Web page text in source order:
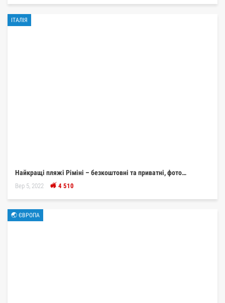
ІТАЛІЯ
Найкращі пляжі Ріміні – безкоштовні та приватні, фото…
Вер 5, 2022 4 510
🌏 ЄВРОПА